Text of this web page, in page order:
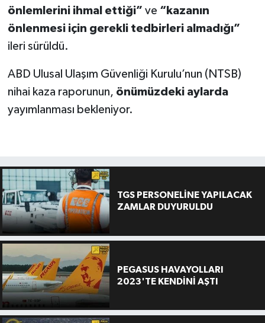
önlemlerini ihmal ettiği” ve “kazanın
önlenmesi için gerekli tedbirleri almadığı”
ileri sürüldü.
ABD Ulusal Ulaşım Güvenliği Kurulu’nun (NTSB)
nihai kaza raporunun, önümüzdeki aylarda
yayımlanması bekleniyor.
TGS PERSONELİNE YAPILACAK
ZAMLAR DUYURULDU
PEGASUS HAVAYOLLARI
2023'TE KENDİNİ AŞTI